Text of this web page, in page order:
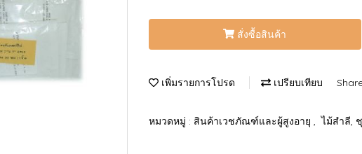
สั่งซื้อสินค้า
เพิ่มรายการโปรด เปรียบเทียบ
หมวดหมู่ : สินค้าเวชภัณฑ์และผู้สูงอายุ ไม้สำลี,